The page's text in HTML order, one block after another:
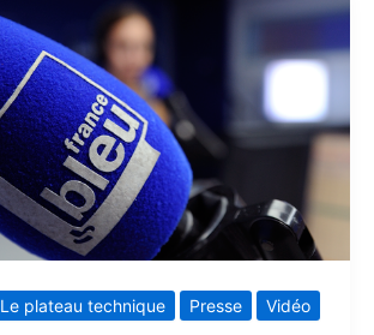
Le plateau technique Presse Vidéo